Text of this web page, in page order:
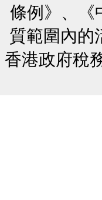
條例》、《
質範圍內的
香港政府稅